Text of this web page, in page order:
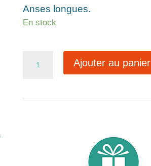
Anses longues.
En stock
poissons
Ajouter au panier